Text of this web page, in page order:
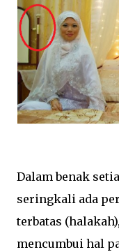
Dalam benak
seringkali ada
terbatas
mencumbui hal